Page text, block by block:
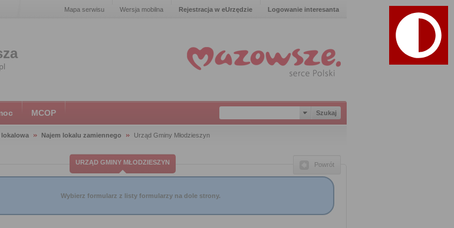
Mapa serwisu Wersja mobilna Rejestracja w eUrzędzie Logowanie interesanta
MCOP
lokalowa Najem lokalu zamiennego Urząd Gminy Młodzieszyn
URZĄD GMINY MŁODZIESZYN Powrót
Wybierz formularz z listy formularzy na dole strony.